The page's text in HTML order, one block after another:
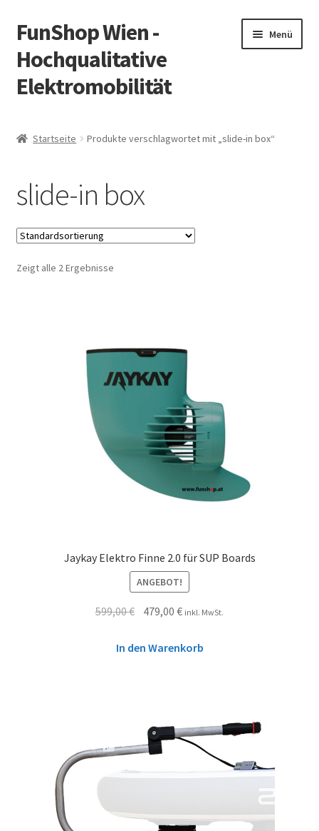
Zur
Navigation
springen
Zum
Inhalt
springen
FunShop Wien -
Hochqualitative
Elektromobilität
Menü
Vorsicht Internetbetrug
Über FunShop
Impressum
Startseite Produkte verschlagwortet mit „slide-in box“
slide-in box
Zeigt alle 2 Ergebnisse
Jaykay Elektro Finne 2.0 für SUP Boards
ANGEBOT!
599,00€ 479,00€ inkl. MwSt.
In den Warenkorb